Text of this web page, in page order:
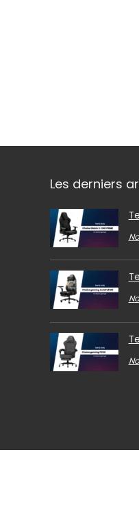
Les derniers